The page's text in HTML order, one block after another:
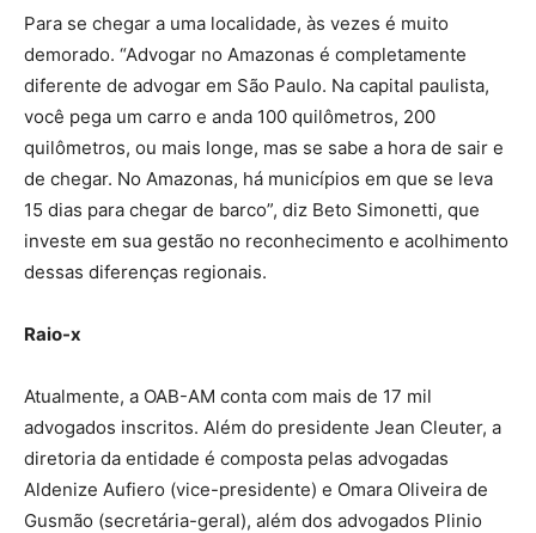
Para se chegar a uma localidade, às vezes é muito
demorado. “Advogar no Amazonas é completamente
diferente de advogar em São Paulo. Na capital paulista,
você pega um carro e anda 100 quilômetros, 200
quilômetros, ou mais longe, mas se sabe a hora de sair e
de chegar. No Amazonas, há municípios em que se leva
15 dias para chegar de barco”, diz Beto Simonetti, que
investe em sua gestão no reconhecimento e acolhimento
dessas diferenças regionais.
Raio-x
Atualmente, a OAB-AM conta com mais de 17 mil
advogados inscritos. Além do presidente Jean Cleuter, a
diretoria da entidade é composta pelas advogadas
Aldenize Aufiero (vice-presidente) e Omara Oliveira de
Gusmão (secretária-geral), além dos advogados Plinio